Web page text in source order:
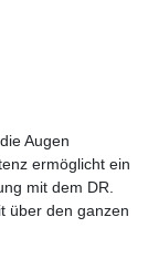
Augen
ermöglicht ein
mit dem DR.
über den ganzen